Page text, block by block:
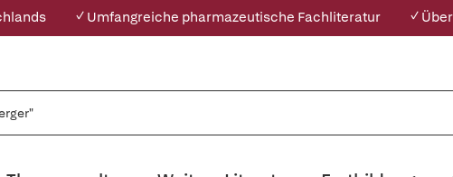
✓ Umfangreiche pharmazeutische Fachliteratur ✓